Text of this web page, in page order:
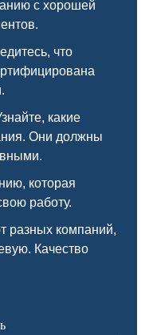
с хорошей
что
какие
Они должны
которая
работу.
разных компаний,
Качество